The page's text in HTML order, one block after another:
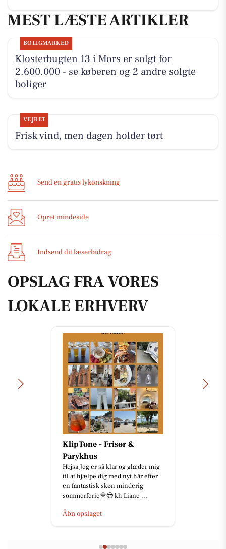
MEST LÆSTE ARTIKLER
BOLIGMARKED
Klosterbugten 13 i Mors er solgt for
2.600.000 - se køberen og 2 andre solgte
boliger
VEJRET
Frisk vind, men dagen holder tørt
Send en gratis lykønskning
Opret mindeside
Indsend dit læserbidrag
OPSLAG FRA VORES
LOKALE ERHVERV
MTH Biler
Finansiér en elektrisk Toyota til
bare 1,99% i variabel rente🤌 Se
hvilke, på vores hjemmeside og
kom gerne ind til MTH Biler...
Åbn opslaget